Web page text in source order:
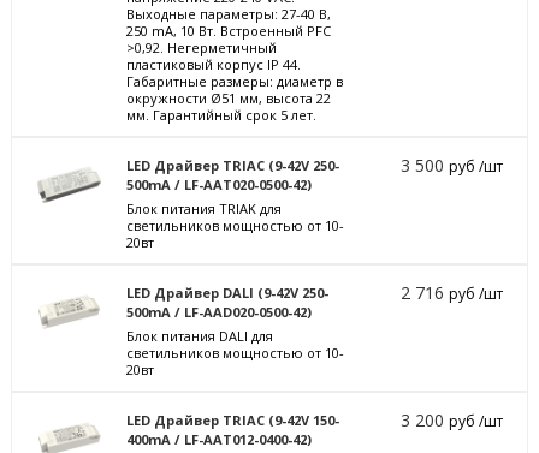
Выходные параметры: 27-40 В,
250 mА, 10 Вт. Встроенный PFC
>0,92. Негерметичный
пластиковый корпус IP 44.
Габаритные размеры: диаметр в
окружности Ø51 мм, высота 22
мм. Гарантийный срок 5 лет.
LED Драйвер TRIAC (9-42V 250-
500mA / LF-AAT020-0500-42)
Блок питания TRIAK для
светильников мощностью от 10-
20вт
3 500руб /шт
LED Драйвер DALI (9-42V 250-
500mA / LF-AAD020-0500-42)
Блок питания DALI для
светильников мощностью от 10-
20вт
2 716руб /шт
LED Драйвер TRIAC (9-42V 150-
400mA / LF-AAT012-0400-42)
3 200руб /шт